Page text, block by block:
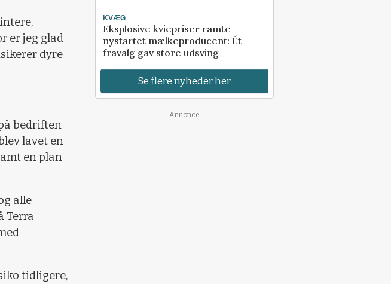
er jeg glad
dyre
bedriften
lavet en
en plan
alle
Terra
tidligere,
KVÆG
Eksplosive kviepriser ramte
nystartet mælkeproducent: Ét
fravalg gav store udsving
Se flere nyheder her
Annonce